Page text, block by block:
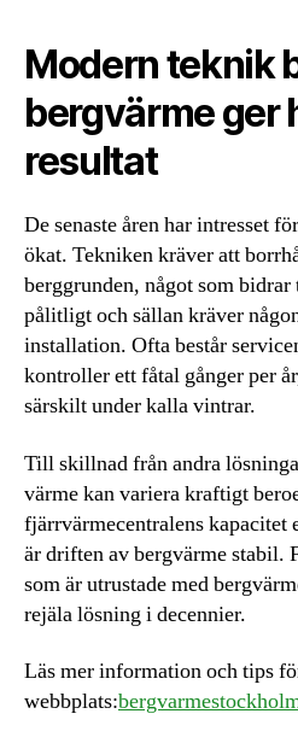
Modern teknik
bergvärme ger
resultat
De senaste åren har intresset
ökat. Tekniken kräver att
berggrunden, något som
pålitligt och sällan kräver
installation. Ofta består
kontroller ett fåtal gånger per
särskilt under kalla vintrar.
Till skillnad från andra
värme kan variera kraftigt
fjärrvärmecentralens
är driften av bergvärme stabil.
som är utrustade med
rejäla lösning i decennier.
Läs mer information och tips
webbplats: